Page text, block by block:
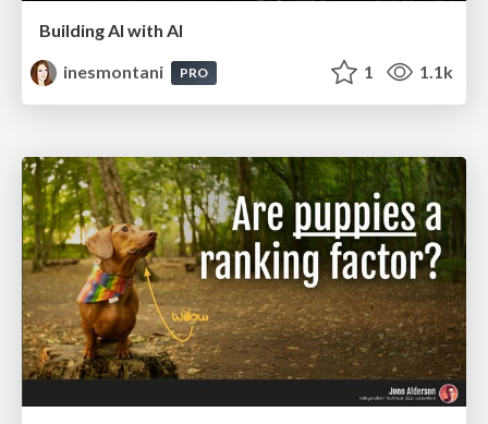
Building AI with AI
inesmontani
PRO 1 1.1k